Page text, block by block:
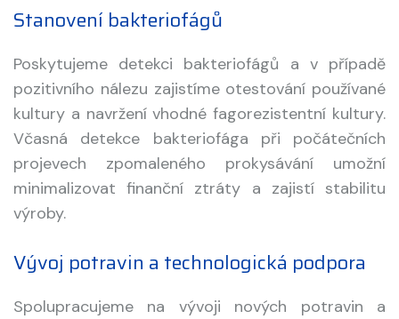
Stanovení bakteriofágů
Poskytujeme detekci bakteriofágů a v případě
pozitivního nálezu zajistíme otestování používané
kultury a navržení vhodné fagorezistentní kultury.
Včasná detekce bakteriofága při počátečních
projevech zpomaleného prokysávání umožní
minimalizovat finanční ztráty a zajistí stabilitu
výroby.
Vývoj potravin a technologická podpora
Spolupracujeme na vývoji nových potravin a